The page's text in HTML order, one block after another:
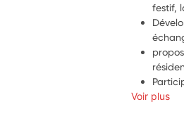
festif,
Voir plus